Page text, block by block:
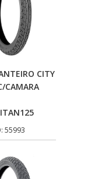
(141)
AoCITY
CAMARA
55993